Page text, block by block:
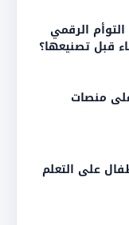
الرقمي
قبل تصنيعها؟
منصات
على التعلم